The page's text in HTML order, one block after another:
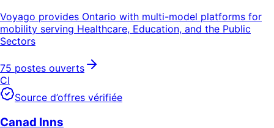
Voyago provides Ontario with multi-model platforms for
mobility serving Healthcare, Education, and the Public
Sectors
75 postes ouverts
CI
Source d’offres vérifiée
Canad Inns